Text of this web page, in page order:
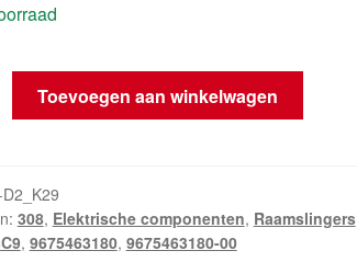
Toevoegen aan winkelwagen
308, Elektrische componenten, Raamslingers
, 9675463180, 9675463180-00